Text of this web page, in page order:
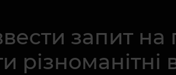
запит на
різноманітні